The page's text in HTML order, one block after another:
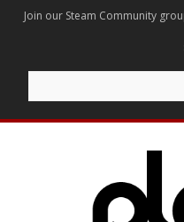
Join our Steam Community
for: